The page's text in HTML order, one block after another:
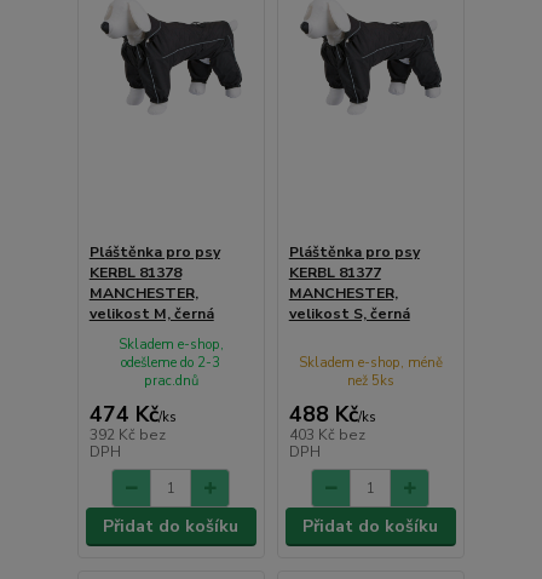
Pláštěnka pro psy
KERBL 81378
MANCHESTER,
velikost M, černá
474 Kč/ks
392 Kč bez
DPH
Skladem e-shop,
odešleme do 2-3
prac.dnů
Přidat do košíku
Pláštěnka pro psy
KERBL 81377
MANCHESTER,
velikost S, černá
488 Kč/ks
403 Kč bez
DPH
Skladem e-shop, méně
než 5ks
Přidat do košíku